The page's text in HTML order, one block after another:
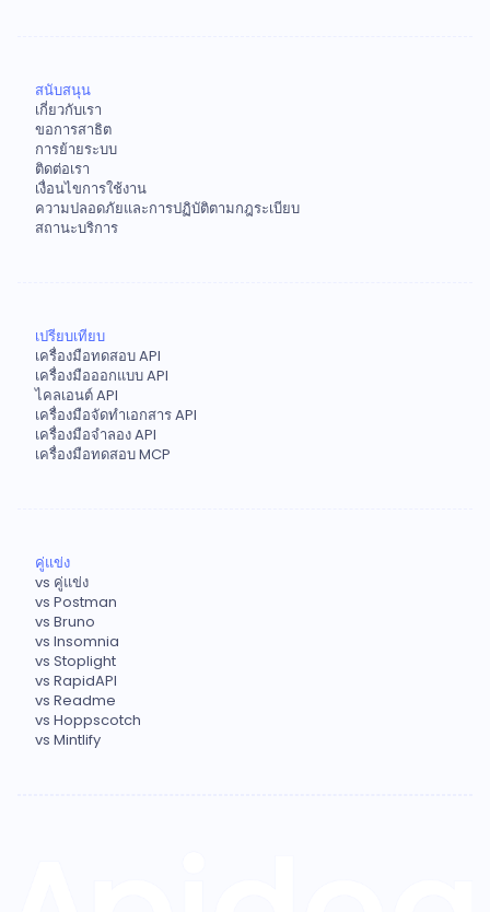
สนับสนุน
เกี่ยวกับเรา
ขอการสาธิต
การย้ายระบบ
ติดต่อเรา
เงื่อนไขการใช้งาน
ความปลอดภัยและการปฏิบัติตามกฎระเบียบ
สถานะบริการ
เปรียบเทียบ
เครื่องมือทดสอบ API
เครื่องมือออกแบบ API
ไคลเอนต์ API
เครื่องมือจัดทำเอกสาร API
เครื่องมือจำลอง API
เครื่องมือทดสอบ MCP
คู่แข่ง
vs คู่แข่ง
vs Postman
vs Bruno
vs Insomnia
vs Stoplight
vs RapidAPI
vs Readme
vs Hoppscotch
vs Mintlify